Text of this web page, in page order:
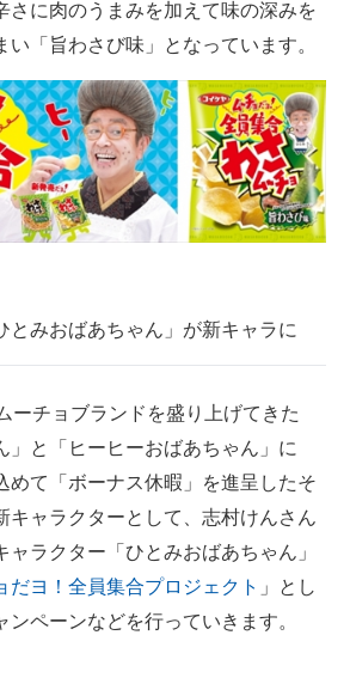
さに肉のうまみを加えて味の深みを
い「旨わさび味」となっています。
とみおばあちゃん」が新キャラに
チョブランドを盛り上げてきた
」と「ヒーヒーおばあちゃん」に
めて「ボーナス休暇」を進呈したそ
キャラクターとして、志村けんさん
ャラクター「ひとみおばあちゃん」
だヨ！全員集合プロジェクト 」とし
ンペーンなどを行っていきます。